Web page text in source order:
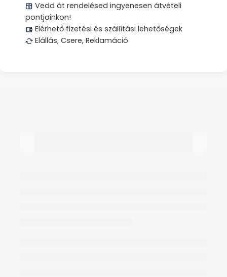
Vedd át rendelésed ingyenesen átvételi
pontjainkon!
Elérhető fizetési és szállítási lehetőségek
Elállás, Csere, Reklamáció